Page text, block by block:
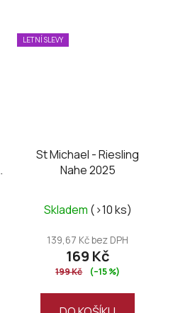
LETNÍ SLEVY
St Michael - Riesling
Nahe 2025
Skladem (>10 ks)
139,67 Kč bez DPH
169 Kč
199 Kč (–15 %)